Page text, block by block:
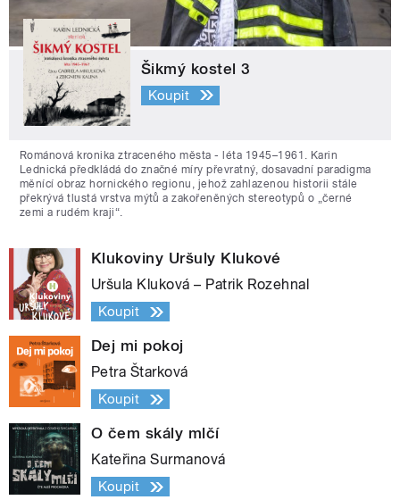
Šikmý kostel 3
Koupit
Románová kronika ztraceného města - léta 1945–1961. Karin
Lednická předkládá do značné míry převratný, dosavadní paradigma
měnící obraz hornického regionu, jehož zahlazenou historii stále
překrývá tlustá vrstva mýtů a zakořeněných stereotypů o „černé
zemi a rudém kraji“.
Klukoviny Uršuly Klukové
Uršula Kluková – Patrik Rozehnal
Koupit
Dej mi pokoj
Petra Štarková
Koupit
O čem skály mlčí
Kateřina Surmanová
Koupit